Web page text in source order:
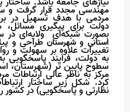
مهندسی مجدد قرار گرفت و
مردمی با هدف تسهیل در
دولت برای پیگیری
بصورت شبکه‌ای ولایه‌ای در
استانیوشهرستان طراحی و
تغییرات علاوه بر سهولت و
به دولت، فرآیند پاسخگویی
سطوح پایین تر(شهرستان،
مرکز به ناظر عالی ارتباطات
کرد. شکل زیر ساختار
نظارتی و پاسخگویی) در کشور